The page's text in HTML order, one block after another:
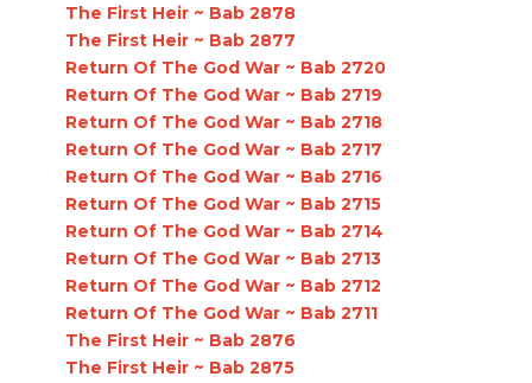
The First Heir ~ Bab 2878
The First Heir ~ Bab 2877
Return Of The God War ~ Bab 2720
Return Of The God War ~ Bab 2719
Return Of The God War ~ Bab 2718
Return Of The God War ~ Bab 2717
Return Of The God War ~ Bab 2716
Return Of The God War ~ Bab 2715
Return Of The God War ~ Bab 2714
Return Of The God War ~ Bab 2713
Return Of The God War ~ Bab 2712
Return Of The God War ~ Bab 2711
The First Heir ~ Bab 2876
The First Heir ~ Bab 2875